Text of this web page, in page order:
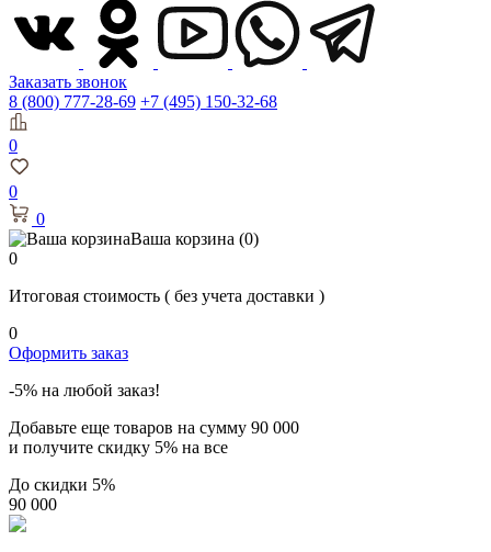
Заказать звонок
8 (800) 777-28-69 +7 (495) 150-32-68
0
0
0
Ваша корзина (0)
0
Итоговая стоимость ( без учета доставки )
0
Оформить заказ
-5% на любой заказ!
Добавьте еще товаров на сумму 90 000
и получите скидку 5% на все
До скидки 5%
90 000